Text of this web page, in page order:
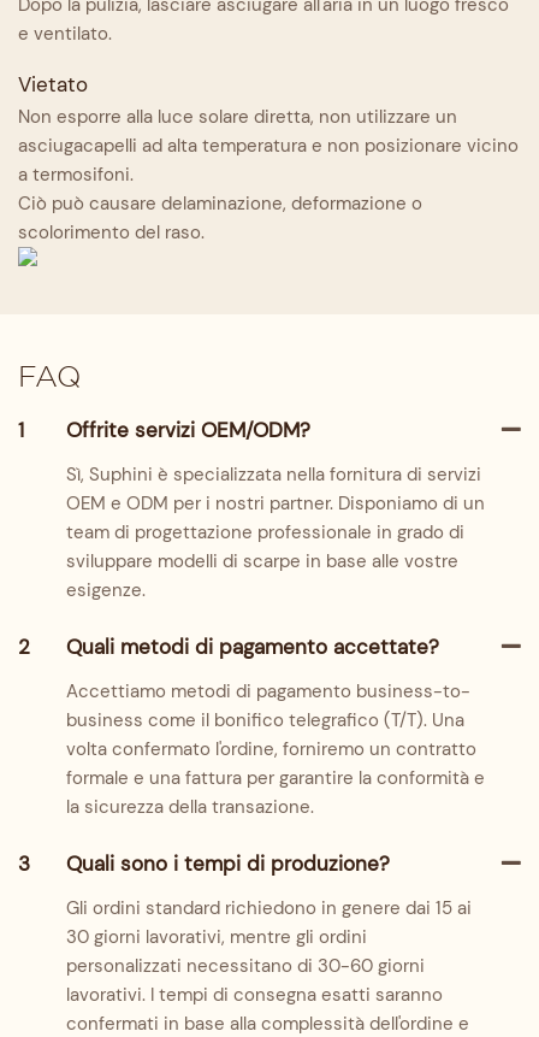
e ventilato.
Vietato
Non esporre alla luce solare diretta, non utilizzare un
asciugacapelli ad alta temperatura e non posizionare vicino
a termosifoni.
Ciò può causare delaminazione, deformazione o
scolorimento del raso.
FAQ
1
Offrite servizi OEM/ODM?
Sì, Suphini è specializzata nella fornitura di servizi
OEM e ODM per i nostri partner. Disponiamo di un
team di progettazione professionale in grado di
sviluppare modelli di scarpe in base alle vostre
esigenze.
2 Quali metodi di pagamento accettate?
Accettiamo metodi di pagamento business-to-
business come il bonifico telegrafico (T/T). Una
volta confermato l'ordine, forniremo un contratto
formale e una fattura per garantire la conformità e
la sicurezza della transazione.
3 Quali sono i tempi di produzione?
Gli ordini standard richiedono in genere dai 15 ai
30 giorni lavorativi, mentre gli ordini
personalizzati necessitano di 30-60 giorni
lavorativi. I tempi di consegna esatti saranno
confermati in base alla complessità dell'ordine e